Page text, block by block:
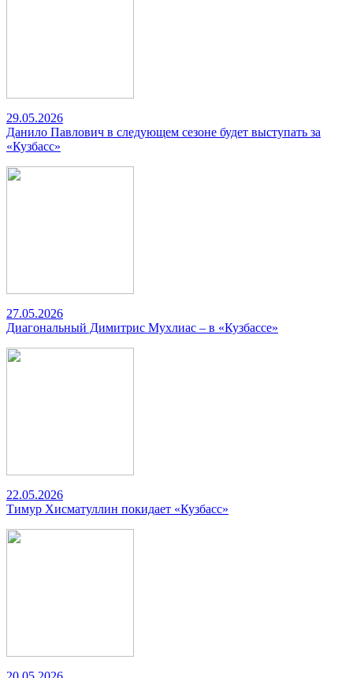
29.05.2026
Данило Павлович в следующем сезоне будет выступать за
«Кузбасс»
27.05.2026
Диагональный Димитрис Мухлиас – в «Кузбассе»
22.05.2026
Тимур Хисматуллин покидает «Кузбасс»